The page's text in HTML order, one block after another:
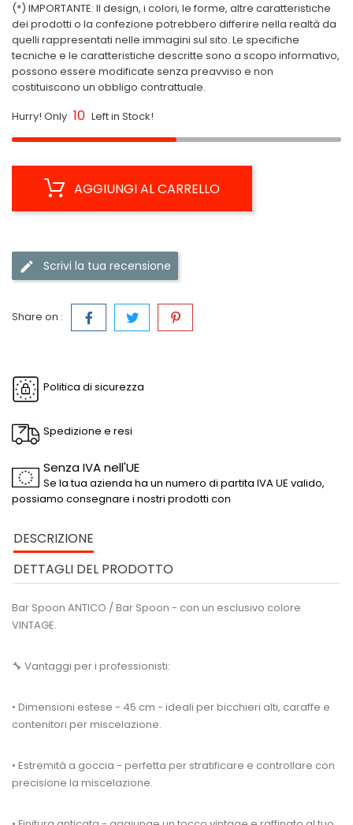
(*) IMPORTANTE: Il design, i colori, le forme, altre caratteristiche
dei prodotti o la confezione potrebbero differire nella realtà da
quelli rappresentati nelle immagini sul sito. Le specifiche
tecniche e le caratteristiche descritte sono a scopo informativo,
possono essere modificate senza preavviso e non
costituiscono un obbligo contrattuale.
Hurry! Only 10 Left in Stock!
AGGIUNGI AL CARRELLO
Scrivi la tua recensione
Share on :
Politica di sicurezza
Spedizione e resi
Senza IVA nell'UE
Se la tua azienda ha un numero di partita IVA UE valido,
possiamo consegnare i nostri prodotti con
DESCRIZIONE
DETTAGLI DEL PRODOTTO
Bar Spoon ANTICO / Bar Spoon - con un esclusivo colore
VINTAGE.
🔧 Vantaggi per i professionisti:
• Dimensioni estese - 45 cm - ideali per bicchieri alti, caraffe e
contenitori per miscelazione.
• Estremità a goccia - perfetta per stratificare e controllare con
precisione la miscelazione.